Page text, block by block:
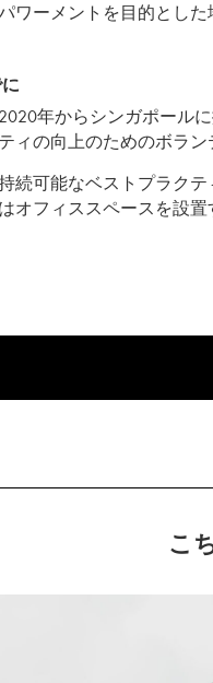
ワーメントを目的とし
年からシンガポール
ィの向上のためのボラ
続可能なベストプラク
オフィススペースを設置
こ